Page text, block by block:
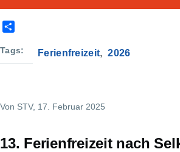
a
Tags Ferienfreizeit 2026
Von STV, 17. Februar 2025
13. Ferienfreizeit nach